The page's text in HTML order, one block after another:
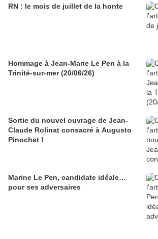
RN : le mois de juillet de la honte
Hommage à Jean-Marie Le Pen à la
Trinité-sur-mer (20/06/26)
Sortie du nouvel ouvrage de Jean-
Claude Rolinat consacré à Augusto
Pinochet !
Marine Le Pen, candidate idéale…
pour ses adversaires